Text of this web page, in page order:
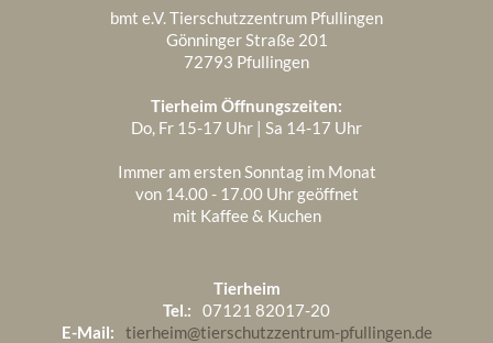
bmt e.V. Tierschutzzentrum Pfullingen
Gönninger Straße 201
72793 Pfullingen
Tierheim Öffnungszeiten:
Do, Fr 15-17 Uhr | Sa 14-17 Uhr
Immer am ersten Sonntag im Monat
von 14.00 - 17.00 Uhr geöffnet
mit Kaffee & Kuchen
Tierheim
Tel.:
07121 82017-20
E-Mail:
tierheim@tierschutzzentrum-pfullingen.de